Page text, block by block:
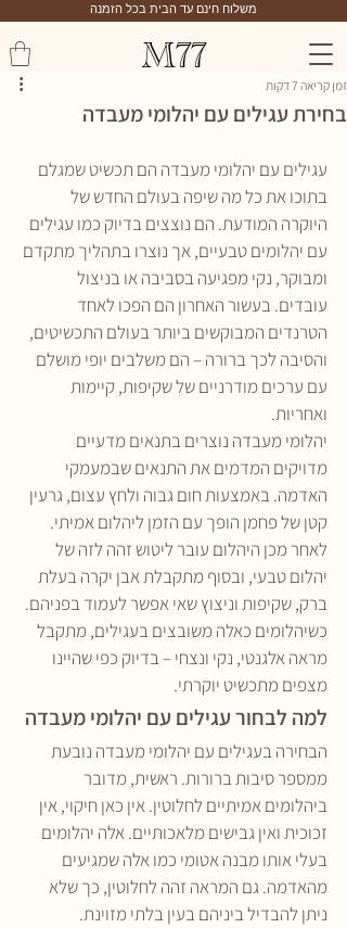
משלוח חינם עד הבית בכל הזמנה
M77
בחירת עגילים עם יהלומי מעבדה
זמן קריאה 7 דקות
עגילים עם יהלומי מעבדה הם תכשיט שמגלם
בתוכו את כל מה שיפה בעולם החדש של
היוקרה המודעת. הם נוצצים בדיוק כמו עגילים
עם יהלומים טבעיים, אך נוצרו בתהליך מתקדם
ומבוקר, נקי מפגיעה בסביבה או בניצול
עובדים. בעשור האחרון הם הפכו לאחד
הטרנדים המבוקשים ביותר בעולם התכשיטים,
והסיבה לכך ברורה – הם משלבים יופי מושלם
עם ערכים מודרניים של שקיפות, קיימות
ואחריות.
יהלומי מעבדה נוצרים בתנאים מדעיים
מדויקים המדמים את התנאים שבמעמקי
האדמה. באמצעות חום גבוה ולחץ עצום, גרעין
קטן של פחמן הופך עם הזמן ליהלום אמיתי.
לאחר מכן היהלום עובר ליטוש זהה לזה של
יהלום טבעי, ובסוף מתקבלת אבן יקרה בעלת
ברק, שקיפות וניצוץ שאי אפשר לעמוד בפניהם.
כשיהלומים כאלה משובצים בעגילים, מתקבל
מראה אלגנטי, נקי ונצחי – בדיוק כפי שהיינו
מצפים מתכשיט יוקרתי.
למה לבחור עגילים עם יהלומי מעבדה
הבחירה בעגילים עם יהלומי מעבדה נובעת
ממספר סיבות ברורות. ראשית, מדובר
ביהלומים אמיתיים לחלוטין. אין כאן חיקוי, אין
זכוכית ואין גבישים מלאכותיים. אלה יהלומים
בעלי אותו מבנה אטומי כמו אלה שמגיעים
מהאדמה. גם המראה זהה לחלוטין, כך שלא
ניתן להבדיל ביניהם בעין בלתי מזוינת.